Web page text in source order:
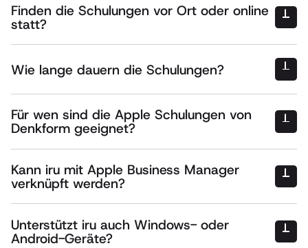
Finden die Schulungen vor Ort oder online
statt?
Inhouse– Denkform kommt zu Ihnen, bevorzugt im Rhein-Main-
Gebiet (Frankfurt, Wiesbaden, Mainz, Darmstadt)
Deutschlandweit– Inhouse-Schulungen auf Anfrage
Online– live per Videokonferenz, vollständig interaktiv
Wie lange dauern die Schulungen?
Halbtägiger Workshop– 3 bis 4 Stunden
Ganztagsschulung– 6 bis 8 Stunden inkl. Übungen
Mehrtägige Programme– auf Anfrage möglich
Für wen sind die Apple Schulungen von
Denkform geeignet?
Endnutzer– macOS, iOS und iPadOS im Berufsalltag
IT-Administratoren– ABM, MDM, Jamf, iru, Relution
Führungskräfte– Apple-Produktivitätstools und mobile Workflows
Bildungseinrichtungen
– Lehrer-Schulungen und iPad-Rollout
Kann iru mit Apple Business Manager
verknüpft werden?
Unterstützt iru auch Windows- oder
Android-Geräte?